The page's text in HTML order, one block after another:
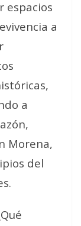
espacios
a
a
Morena,
del